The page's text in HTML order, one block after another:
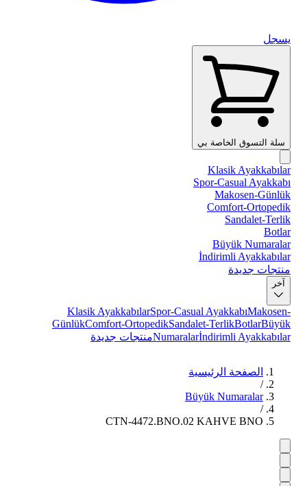
يسجل
سلة التسوق الخاصة بي
Klasik Ayakkabılar
Spor-Casual Ayakkabı
Makosen-Günlük
Comfort-Ortopedik
Sandalet-Terlik
Botlar
Büyük Numaralar
İndirimli Ayakkabılar
منتجات جديدة
آخر
Klasik AyakkabılarSpor-Casual AyakkabıMakosen-
GünlükComfort-OrtopedikSandalet-TerlikBotlarBüyük
Numaralarİndirimli Ayakkabılar منتجات جديدة
الصفحة الرئيسية
/
Büyük Numaralar
/
CTN-4472.BNO.02 KAHVE BNO